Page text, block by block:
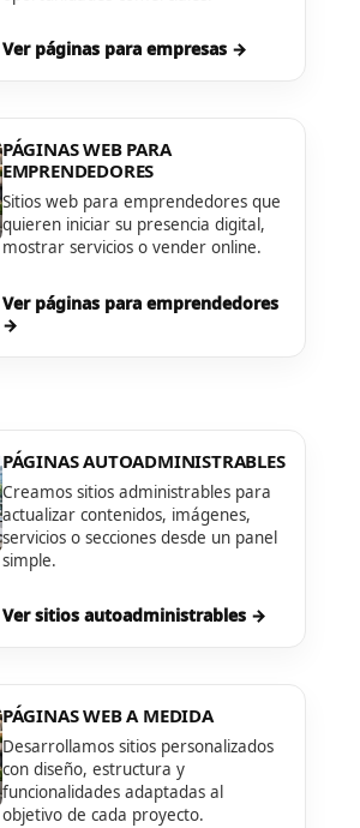
Ver páginas para empresas →
PÁGINAS WEB PARA
EMPRENDEDORES
Sitios web para emprendedores que
quieren iniciar su presencia digital,
mostrar servicios o vender online.
Ver páginas para emprendedores
→
PÁGINAS AUTOADMINISTRABLES
Creamos sitios administrables para
actualizar contenidos, imágenes,
servicios o secciones desde un panel
simple.
Ver sitios autoadministrables →
PÁGINAS WEB A MEDIDA
Desarrollamos sitios personalizados
con diseño, estructura y
funcionalidades adaptadas al
objetivo de cada proyecto.